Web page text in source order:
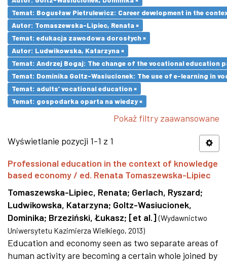
Temat: Bogusław Pietrulewicz: Career development in the
Autor: Tomaszewska-Lipiec, Renata ×
Temat: edukacja zawodowa dorosłych ×
Autor: Ludwikowska, Katarzyna ×
Temat: Andrzej Bogaj: The change of the vocational education
Temat: Dominika Goltz-Wasiucionek: The use of e-learning in
Temat: adults’ vocational education ×
Temat: gospodarka oparta na wiedzy ×
Pokaż filtry zaawansowane
Wyświetlanie pozycji 1-1 z 1
Professional education in the context of knowledge
based economy / ed. Renata Tomaszewska-Lipiec
Tomaszewska-Lipiec, Renata; Gerlach, Ryszard;
Ludwikowska, Katarzyna; Goltz-Wasiucionek,
Dominika; Brzeziński, Łukasz; [et al.] (Wydawnictwo
Uniwersytetu Kazimierza Wielkiego, 2013)
Education and economy seen as two separate areas of
human activity are becoming a certain whole joined by